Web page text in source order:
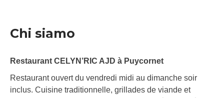
Chi siamo
Restaurant CELYN’RIC AJD à Puycornet
Restaurant ouvert du vendredi midi au dimanche soir
inclus. Cuisine traditionnelle, grillades de viande et